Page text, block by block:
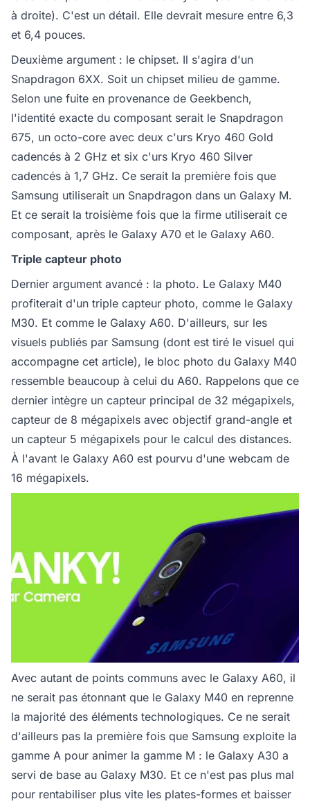
à droite). C'est un détail. Elle devrait mesure entre 6,3
et 6,4 pouces.
Deuxième argument : le chipset. Il s'agira d'un
Snapdragon 6XX. Soit un chipset milieu de gamme.
Selon une fuite en provenance de Geekbench,
l'identité exacte du composant serait le Snapdragon
675, un octo-core avec deux c'urs Kryo 460 Gold
cadencés à 2 GHz et six c'urs Kryo 460 Silver
cadencés à 1,7 GHz. Ce serait la première fois que
Samsung utiliserait un Snapdragon dans un Galaxy M.
Et ce serait la troisième fois que la firme utiliserait ce
composant, après le Galaxy A70 et le Galaxy A60.
Triple capteur photo
Dernier argument avancé : la photo. Le Galaxy M40
profiterait d'un triple capteur photo, comme le Galaxy
M30. Et comme le Galaxy A60. D'ailleurs, sur les
visuels publiés par Samsung (dont est tiré le visuel qui
accompagne cet article), le bloc photo du Galaxy M40
ressemble beaucoup à celui du A60. Rappelons que ce
dernier intègre un capteur principal de 32 mégapixels,
capteur de 8 mégapixels avec objectif grand-angle et
un capteur 5 mégapixels pour le calcul des distances.
À l'avant le Galaxy A60 est pourvu d'une webcam de
16 mégapixels.
Avec autant de points communs avec le Galaxy A60, il
ne serait pas étonnant que le Galaxy M40 en reprenne
la majorité des éléments technologiques. Ce ne serait
d'ailleurs pas la première fois que Samsung exploite la
gamme A pour animer la gamme M : le Galaxy A30 a
servi de base au Galaxy M30. Et ce n'est pas plus mal
pour rentabiliser plus vite les plates-formes et baisser